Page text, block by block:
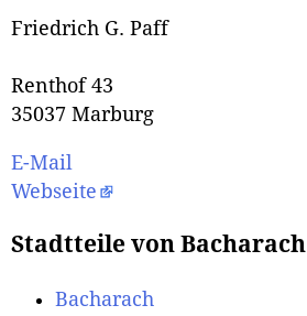
Friedrich G. Paff
Renthof 43
35037 Marburg
E-Mail
Webseite
Stadtteile von Bacharach
Bacharach